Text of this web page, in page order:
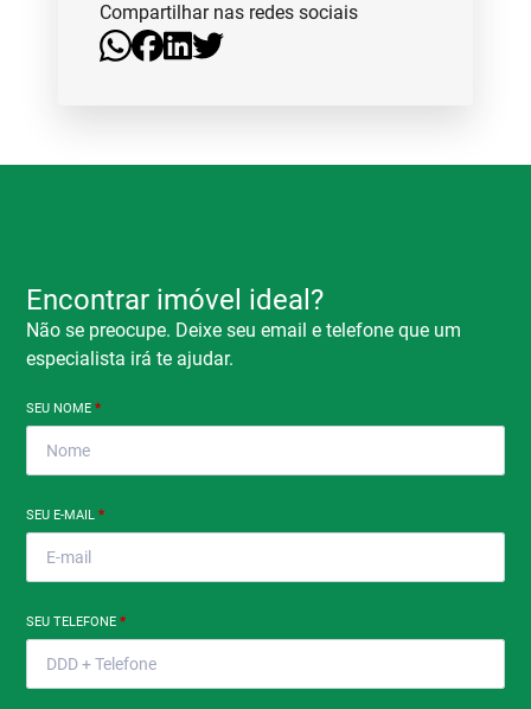
Compartilhar nas redes sociais
Encontrar imóvel ideal?
Não se preocupe. Deixe seu email e telefone que um
especialista irá te ajudar.
SEU NOME*
SEU E-MAIL*
SEU TELEFONE*